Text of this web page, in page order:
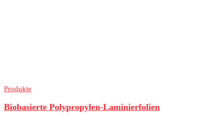
Produkte
Biobasierte Polypropylen-Laminierfolien